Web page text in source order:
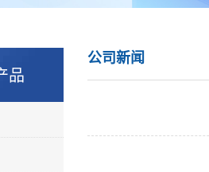
品
公司新闻